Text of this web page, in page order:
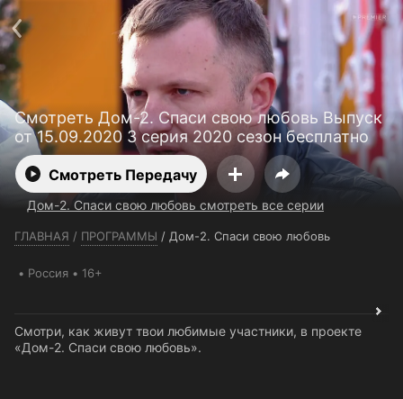
Смотреть Дом-2. Спаси свою любовь Выпуск
от 15.09.2020 3 серия 2020 сезон бесплатно
Смотреть Передачу
Дом-2. Спаси свою любовь смотреть все серии
ГЛАВНАЯ / ПРОГРАММЫ / Дом-2. Спаси свою любовь
Россия 16+
Смотри, как живут твои любимые участники, в проекте
«Дом-2. Спаси свою любовь».
Телефон поддержки: +7 (727) 323 10 92
Пользовательское соглашение
Политика конфиденциальности
Открыть приложение
Ввести промокод